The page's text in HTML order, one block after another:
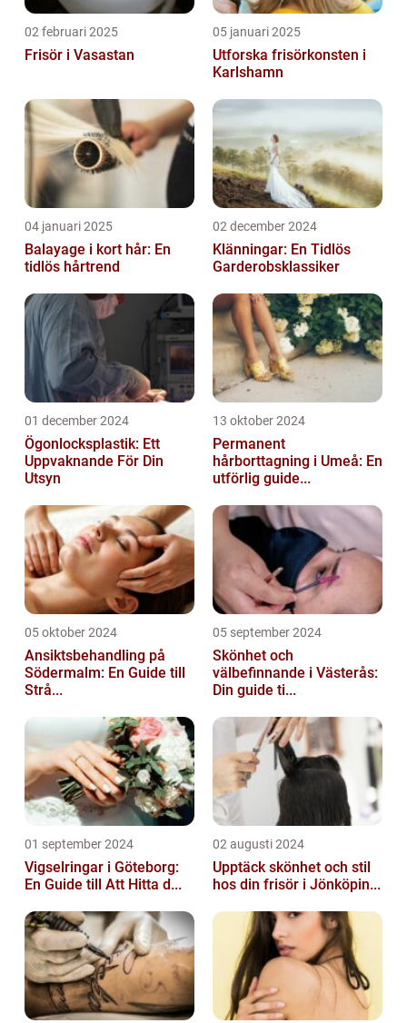
02 februari 2025
Frisör i Vasastan
05 januari 2025
Utforska frisörkonsten i
Karlshamn
04 januari 2025
Balayage i kort hår: En
tidlös hårtrend
02 december 2024
Klänningar: En Tidlös
Garderobsklassiker
01 december 2024
Ögonlocksplastik: Ett
Uppvaknande För Din
Utsyn
13 oktober 2024
Permanent
hårborttagning i Umeå: En
utförlig guide...
05 oktober 2024
Ansiktsbehandling på
Södermalm: En Guide till
Strå...
05 september 2024
Skönhet och
välbefinnande i Västerås:
Din guide ti...
01 september 2024
Vigselringar i Göteborg:
En Guide till Att Hitta d...
02 augusti 2024
Upptäck skönhet och stil
hos din frisör i Jönköpin...